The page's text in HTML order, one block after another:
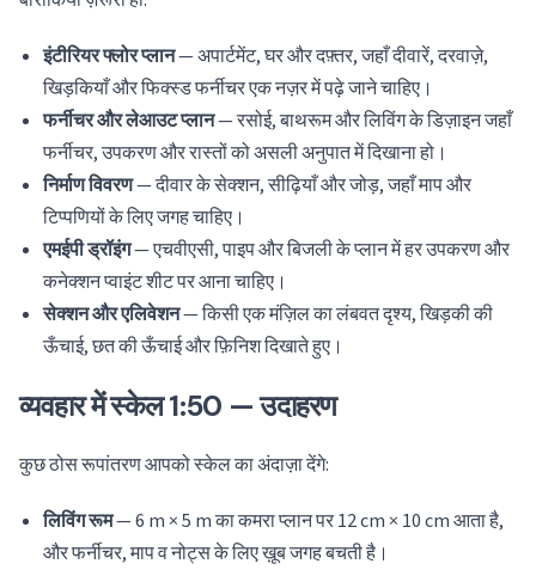
इंटीरियर फ्लोर प्लान— अपार्टमेंट, घर और दफ़्तर, जहाँ दीवारें, दरवाज़े,
खिड़कियाँ और फिक्स्ड फर्नीचर एक नज़र में पढ़े जाने चाहिए।
फर्नीचर और लेआउट प्लान— रसोई, बाथरूम और लिविंग के डिज़ाइन जहाँ
फर्नीचर, उपकरण और रास्तों को असली अनुपात में दिखाना हो।
निर्माण विवरण— दीवार के सेक्शन, सीढ़ियाँ और जोड़, जहाँ माप और
टिप्पणियों के लिए जगह चाहिए।
एमईपी ड्रॉइंग— एचवीएसी, पाइप और बिजली के प्लान में हर उपकरण और
कनेक्शन प्वाइंट शीट पर आना चाहिए।
सेक्शन और एलिवेशन— किसी एक मंज़िल का लंबवत दृश्य, खिड़की की
ऊँचाई, छत की ऊँचाई और फ़िनिश दिखाते हुए।
व्यवहार में स्केल 1:50 — उदाहरण
कुछ ठोस रूपांतरण आपको स्केल का अंदाज़ा देंगे:
लिविंग रूम— 6 m × 5 m का कमरा प्लान पर 12 cm × 10 cm आता है,
और फर्नीचर, माप व नोट्स के लिए ख़ूब जगह बचती है।